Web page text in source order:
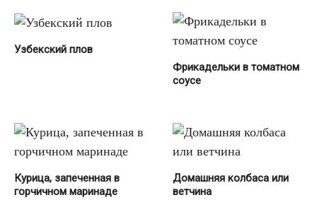
Узбекский плов
Фрикадельки в томатном
соусе
Курица, запеченная в
горчичном маринаде
Домашняя колбаса или
ветчина